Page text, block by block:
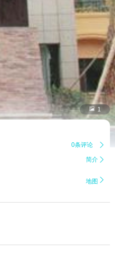
 1
0条评论 
简介 
地图 